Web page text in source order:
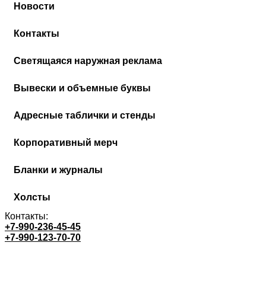
Новости
Контакты
Cветящаяся наружная реклама
Вывески и объемные буквы
Адресные таблички и стенды
Корпоративный мерч
Бланки и журналы
Холсты
Контакты:
+7-990-236-45-45
+7-990-123-70-70